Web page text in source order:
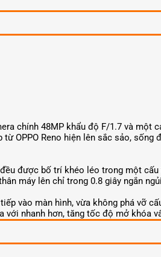
chính 48MP khẩu độ F/1.7 và
OPPO Reno hiện lên sắc sảo,
được bố trí khéo léo trong một
máy lên chỉ trong 0.8 giây ngắn
vào màn hình, vừa không phá vỡ
nhanh hơn, tăng tốc độ mở khóa